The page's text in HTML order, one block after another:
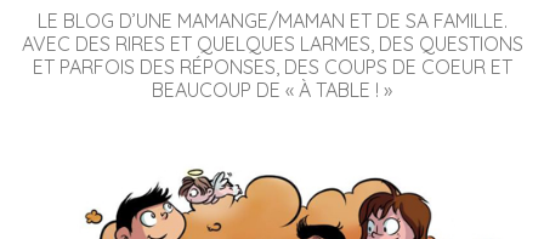
LE BLOG D’UNE MAMANGE/MAMAN ET DE SA FAMILLE.
AVEC DES RIRES ET QUELQUES LARMES, DES QUESTIONS
ET PARFOIS DES RÉPONSES, DES COUPS DE COEUR ET
BEAUCOUP DE « À TABLE ! »